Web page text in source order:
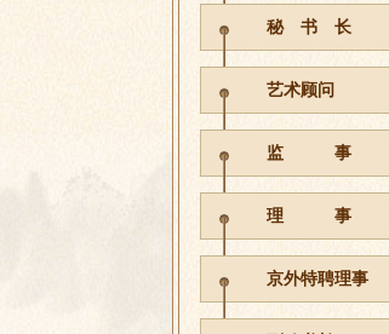
秘 书 长
艺术顾问
监 事
理 事
京外特聘理事